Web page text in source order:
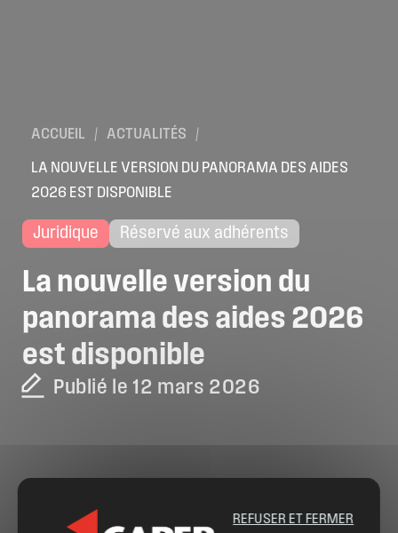
ACCUEIL / ACTUALITÉS
/
LA NOUVELLE VERSION DU PANORAMA DES AIDES
2026 EST DISPONIBLE
Juridique Réservé aux adhérents
La nouvelleversion du
panorama des aides 2026
est disponible
Publié le 12 mars 2026
REFUSER ET FERMER